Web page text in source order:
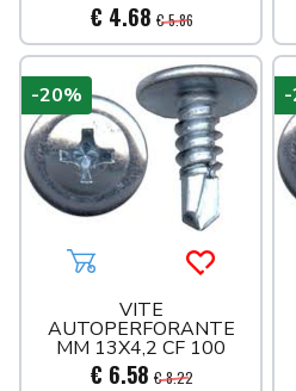
€ 4.68 € 5.86
Aggiungi al carrello
Acquista
VITE
AUTOPERFORANTE
MM 13X4,2 CF 100
€ 6.58 € 8.22
-20%